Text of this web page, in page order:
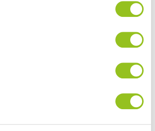
d'analyser notre trafic. Nous
des informations sur l'utilisation de
partenaires de médias sociaux, de
qui peuvent combiner celles-ci
lors de votre utilisation de leurs
(74)